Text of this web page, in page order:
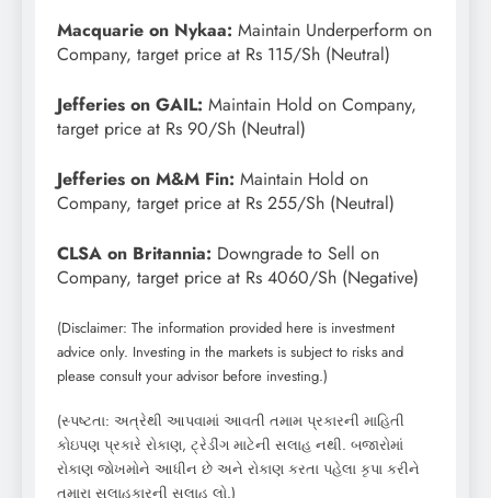
Macquarie on Nykaa: Maintain Underperform on
Company, target price at Rs 115/Sh (Neutral)
Jefferies on GAIL: Maintain Hold on Company,
target price at Rs 90/Sh (Neutral)
Jefferies on M&M Fin: Maintain Hold on
Company, target price at Rs 255/Sh (Neutral)
CLSA on Britannia: Downgrade to Sell on
Company, target price at Rs 4060/Sh (Negative)
(Disclaimer: The information provided here is investment
advice only. Investing in the markets is subject to risks and
please consult your advisor before investing.)
(સ્પષ્ટતા: અત્રેથી આપવામાં આવતી તમામ પ્રકારની માહિતી
કોઇપણ પ્રકારે રોકાણ, ટ્રેડીંગ માટેની સલાહ નથી. બજારોમાં
રોકાણ જોખમોને આધીન છે અને રોકાણ કરતા પહેલા કૃપા કરીને
તમારા સલાહકારની સલાહ લો.)